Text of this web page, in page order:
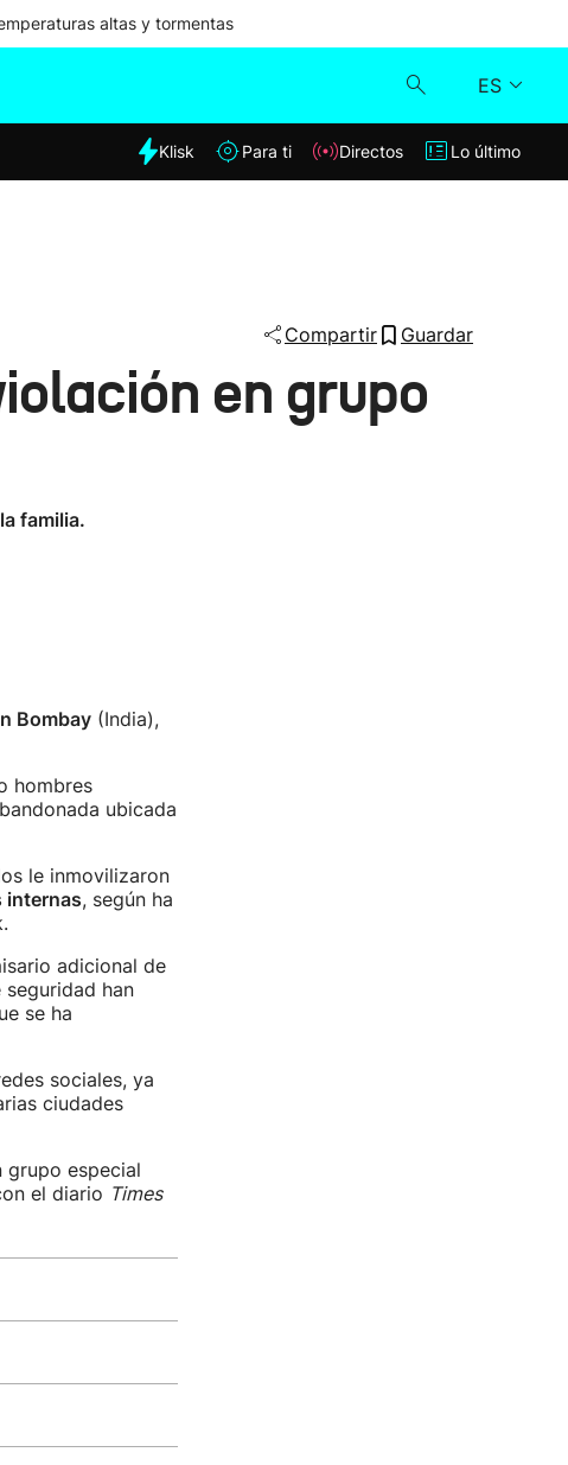
altas y tormentas
ES
Klisk
Lo último
Klisk Para ti Directos Lo último
Compartir Guardar
en grupo
familia.
Bombay(India),
hombres
ubicada
le inmovilizaron
internas, según ha
adicional de
seguridad han
se ha
sociales, ya
ciudades
grupo especial
el diario Times